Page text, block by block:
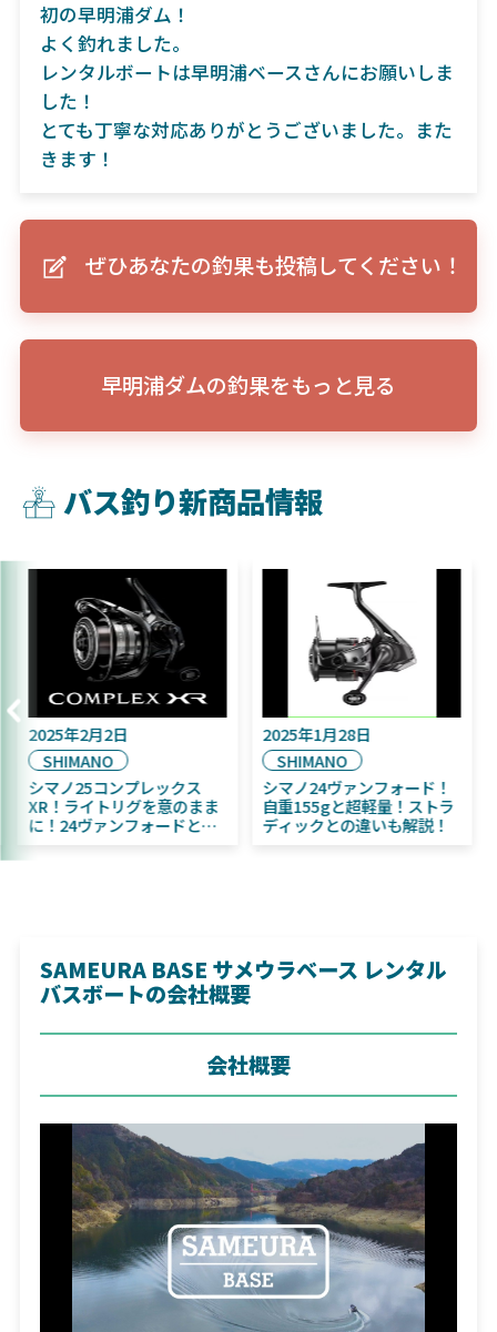
初の早明浦ダム！
よく釣れました。
レンタルボートは早明浦ベースさんにお願いしま
した！
とても丁寧な対応ありがとうございました。また
きます！
ぜひあなたの釣果も投稿してください！
早明浦ダムの釣果をもっと見る
バス釣り新商品情報
2025年2月2日
SHIMANO
シマノ25コンプレックス
XR！ライトリグを意のまま
に！24ヴァンフォードとの
2025年1月28日
SHIMANO
シマノ24ヴァンフォード！
自重155gと超軽量！ストラ
ディックとの違いも解説！
SAMEURA BASE サメウラベース レンタル
バスボートの会社概要
会社概要